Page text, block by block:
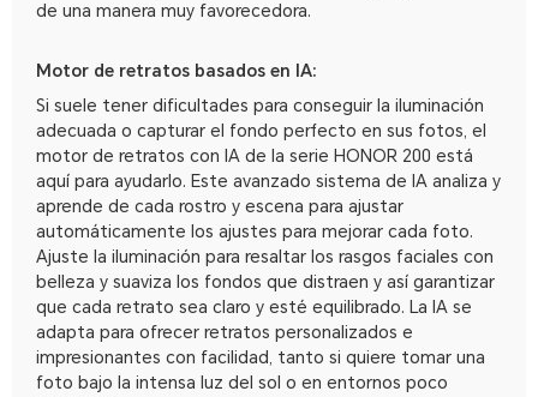
de una manera muy favorecedora.
Motor de retratos basados en IA:
Si suele tener dificultades para conseguir la iluminación
adecuada o capturar el fondo perfecto en sus fotos, el
motor de retratos con IA de la serie HONOR 200 está
aquí para ayudarlo. Este avanzado sistema de IA analiza y
aprende de cada rostro y escena para ajustar
automáticamente los ajustes para mejorar cada foto.
Ajuste la iluminación para resaltar los rasgos faciales con
belleza y suaviza los fondos que distraen y así garantizar
que cada retrato sea claro y esté equilibrado. La IA se
adapta para ofrecer retratos personalizados e
impresionantes con facilidad, tanto si quiere tomar una
foto bajo la intensa luz del sol o en entornos poco